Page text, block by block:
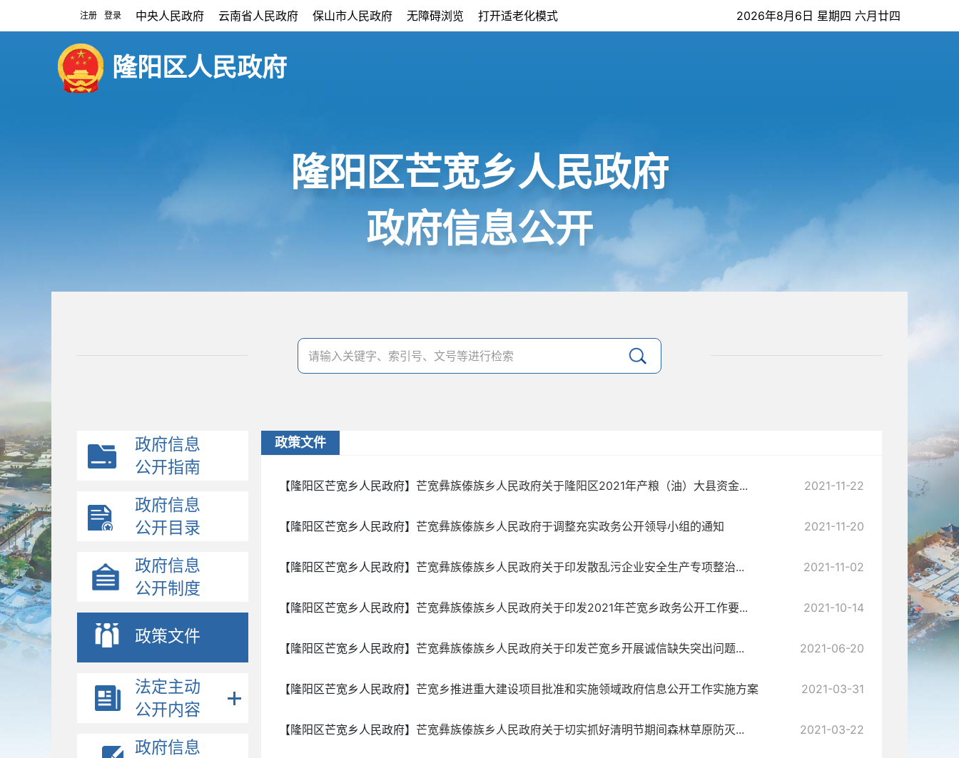
注册 登录 中央人民政府 云南省人民政府 保山市人民政府 无障碍浏览 打开适老化模式 2026年8月6日 星期四 六月廿四
隆阳区人民政府
隆阳区芒宽乡人民政府
政府信息公开
政府信息
公开指南
政府信息
公开目录
政府信息
公开制度
政策文件
法定主动
公开内容
政府信息
政策文件
【隆阳区芒宽乡人民政府】 芒宽彝族傣族乡人民政府关于隆阳区2021年产粮（油）大县资金... 2021-11-22
【隆阳区芒宽乡人民政府】 芒宽彝族傣族乡人民政府于调整充实政务公开领导小组的通知 2021-11-20
【隆阳区芒宽乡人民政府】 芒宽彝族傣族乡人民政府关于印发散乱污企业安全生产专项整治... 2021-11-02
【隆阳区芒宽乡人民政府】 芒宽彝族傣族乡人民政府关于印发2021年芒宽乡政务公开工作要... 2021-10-14
【隆阳区芒宽乡人民政府】 芒宽彝族傣族乡人民政府关于印发芒宽乡开展诚信缺失突出问题... 2021-06-20
【隆阳区芒宽乡人民政府】 芒宽乡推进重大建设项目批准和实施领域政府信息公开工作实施方案 2021-03-31
【隆阳区芒宽乡人民政府】 芒宽彝族傣族乡人民政府关于切实抓好清明节期间森林草原防灭... 2021-03-22